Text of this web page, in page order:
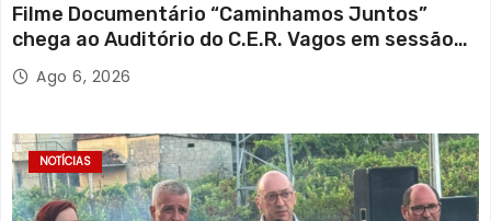
Filme Documentário “Caminhamos Juntos”
chega ao Auditório do C.E.R. Vagos em sessão
solidária
Ago 6, 2026
NOTÍCIAS